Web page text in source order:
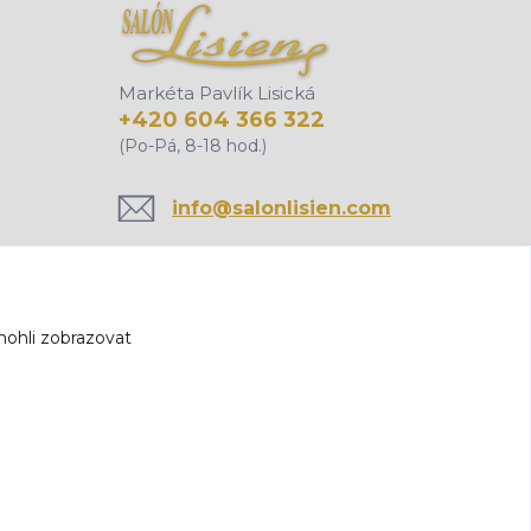
Markéta Pavlík Lisická
+420 604 366 322
(Po-Pá, 8-18 hod.)
info@salonlisien.com
zobrazovat